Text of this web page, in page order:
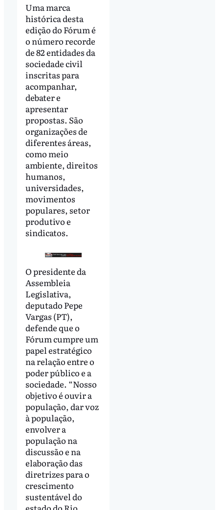
Uma marca
histórica desta
edição do Fórum é
o número recorde
de 82 entidades da
sociedade civil
inscritas para
acompanhar,
debater e
apresentar
propostas. São
organizações de
diferentes áreas,
como meio
ambiente, direitos
humanos,
universidades,
movimentos
populares, setor
produtivo e
sindicatos.
O presidente da
Assembleia
Legislativa,
deputado Pepe
Vargas (PT),
defende que o
Fórum cumpre um
papel estratégico
na relação entre o
poder público e a
sociedade. “Nosso
objetivo é ouvir a
população, dar voz
à população,
envolver a
população na
discussão e na
elaboração das
diretrizes para o
crescimento
sustentável do